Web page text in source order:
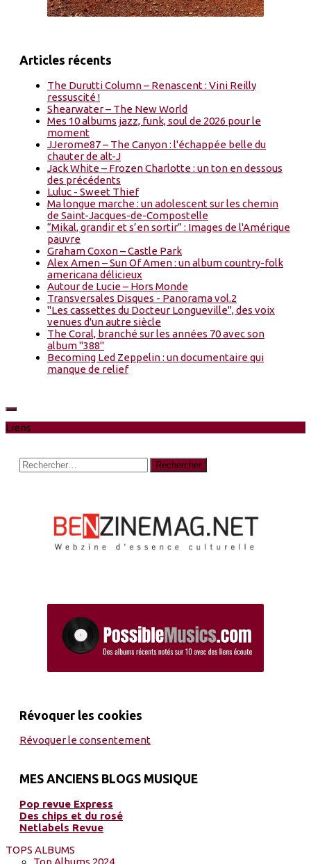
Articles récents
The Durutti Column – Renascent : Vini Reilly
ressuscité !
Shearwater – The New World
Mes 10 albums jazz, funk, soul de 2026 pour le
moment
JJerome87 – The Canyon : l'échappée belle du
chauter de alt-J
Jack White – Frozen Charlotte : un ton en dessous
des précédents
Luluc - Sweet Thief
Ma longue marche : un adolescent sur les chemin
de Saint-Jacques-de-Compostelle
“Mikal, grandir et s’en sortir” : Images de l'Amérique
pauvre
Graham Coxon – Castle Park
Alex Amen – Sun Of Amen : un album country-folk
americana délicieux
Autour de Lucie – Hors Monde
Transversales Disques - Panorama vol.2
"Les cassettes du Docteur Longueville", des voix
venues d'un autre siècle
The Coral, branché sur les années 70 avec son
album "388"
Becoming Led Zeppelin : un documentaire qui
manque de relief
Liens
Rechercher :
Révoquer les cookies
Révoquer le consentement
MES ANCIENS BLOGS MUSIQUE
Pop revue Express
Des chips et du rosé
Netlabels Revue
TOPS ALBUMS
Top Albums 2024